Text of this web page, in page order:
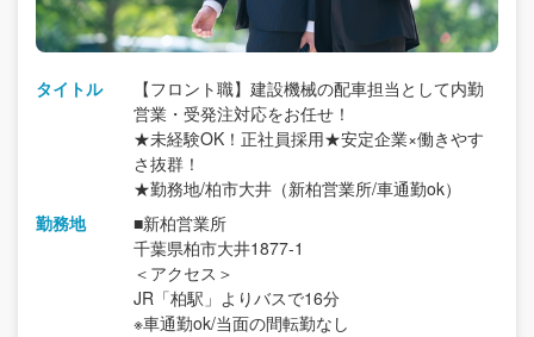
タイトル
【フロント職】建設機械の配車担当として内勤
営業・受発注対応をお任せ！
★未経験OK！正社員採用★安定企業×働きやす
さ抜群！
★勤務地/柏市大井（新柏営業所/車通勤ok）
勤務地
■新柏営業所
千葉県柏市大井1877-1
＜アクセス＞
JR「柏駅」よりバスで16分
※車通勤ok/当面の間転勤なし